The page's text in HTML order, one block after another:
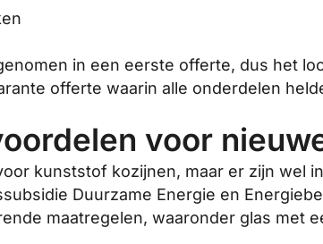
in een eerste offerte, dus het
offerte waarin alle onderdelen
voor
kunststof kozijnen, maar er zijn wel
Duurzame Energie en
maatregelen, waaronder glas met